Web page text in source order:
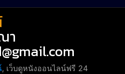
า
, เว็บดูหนังออนไลน์ฟรี 24